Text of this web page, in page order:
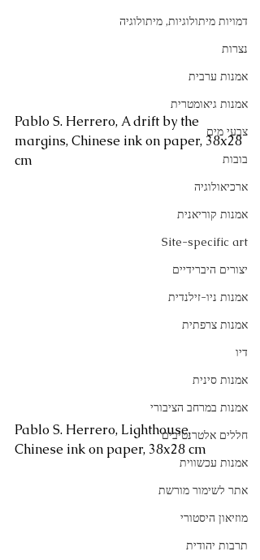
דמויות מיתולוגיות, מיתולוגיה
נצרות
אמנות ערבית
אמנות גיאומטרית
צבעי מים
בובות
ארכיאולוגיה
אמנות קוריאנית
Site-specific art
יצורים היברידיים
אמנות ניו-זילנדית
אמנות צרפתית
דיו
אמנות סינית
אמנות במרחב הציבורי
חללים אלטרנטיבים
אמנות עכשווית
אתר לשימור מורשת
מוזיאון היסטורי
תרבות יהודית
Pablo S. Herrero, A drift by the
margins, Chinese ink on paper, 38x28
cm
Pablo S. Herrero, Lighthouse,
Chinese ink on paper, 38x28 cm